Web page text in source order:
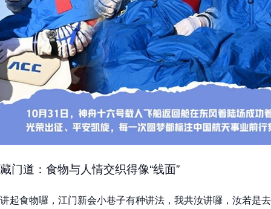
藏门道：食物与人情交织得像“线面”
讲起食物囉，江门新会小巷子有种讲法，我共汝讲囉，汝若是